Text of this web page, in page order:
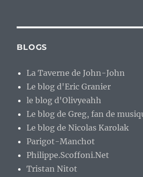
BLOGS
La Taverne de John-John
Le blog d'Eric Granier
le blog d'Olivyeahh
Le blog de Greg, fan de
Le blog de Nicolas Karolak
Parigot-Manchot
Philippe.Scoffoni.Net
Tristan Nitot